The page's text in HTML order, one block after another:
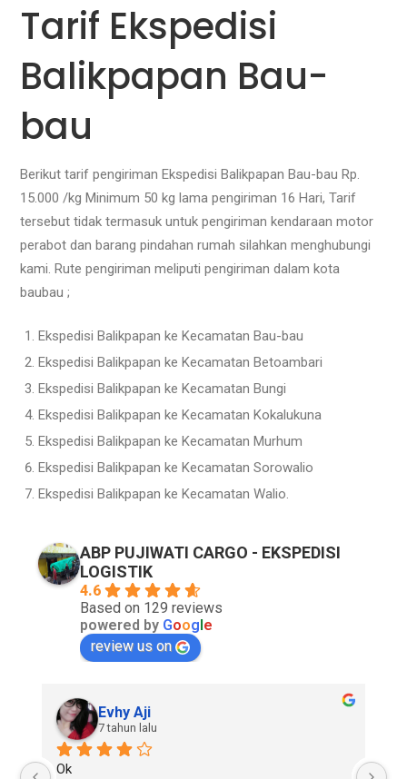
Tarif Ekspedisi
Balikpapan Bau-
bau
Berikut tarif pengiriman Ekspedisi Balikpapan Bau-bau Rp.
15.000 /kg Minimum 50 kg lama pengiriman 16 Hari, Tarif
tersebut tidak termasuk untuk pengiriman kendaraan motor
perabot dan barang pindahan rumah silahkan menghubungi
kami. Rute pengiriman meliputi pengiriman dalam kota
baubau ;
Ekspedisi Balikpapan ke Kecamatan Bau-bau
Ekspedisi Balikpapan ke Kecamatan Betoambari
Ekspedisi Balikpapan ke Kecamatan Bungi
Ekspedisi Balikpapan ke Kecamatan Kokalukuna
Ekspedisi Balikpapan ke Kecamatan Murhum
Ekspedisi Balikpapan ke Kecamatan Sorowalio
Ekspedisi Balikpapan ke Kecamatan Walio.
ABP PUJIWATI CARGO - EKSPEDISI
LOGISTIK
4.6
Based on 129 reviews
powered by Google
review us on
Evhy Aji
7 tahun lalu
Ok